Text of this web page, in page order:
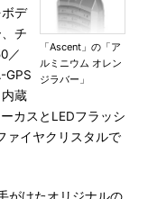
「Ascent」の「ア
ルミニウム オレン
ジラバー」
デ
チ
／
GPS
蔵
カスとLEDフラッシ
ァイヤクリスタルで